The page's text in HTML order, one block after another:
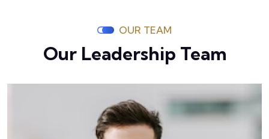
OUR TEAM
Our Leadership Team